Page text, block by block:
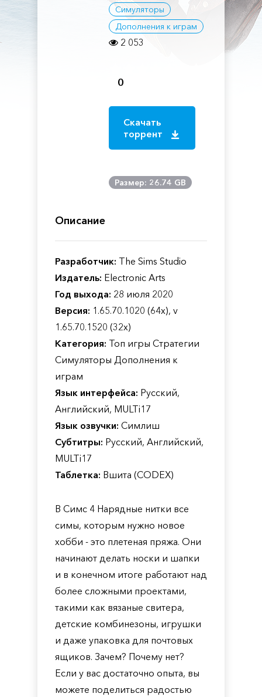
Симуляторы
Дополнения к играм
2 053
0
Скачать
торрент
Размер: 26.74 GB
Описание
Разработчик: The Sims Studio
Издатель: Electronic Arts
Год выхода: 28 июля 2020
Версия: 1.65.70.1020 (64х), v
1.65.70.1520 (32х)
Категория: Топ игры Стратегии
Симуляторы Дополнения к
играм
Язык интерфейса: Русский,
Английский, MULTi17
Язык озвучки: Симлиш
Субтитры: Русский, Английский,
MULTi17
Таблетка: Вшита (CODEX)
В Симс 4 Нарядные нитки все
симы, которым нужно новое
хобби - это плетеная пряжа. Они
начинают делать носки и шапки
и в конечном итоге работают над
более сложными проектами,
такими как вязаные свитера,
детские комбинезоны, игрушки
и даже упаковка для почтовых
ящиков. Зачем? Почему нет?
Если у вас достаточно опыта, вы
можете поделиться радостью